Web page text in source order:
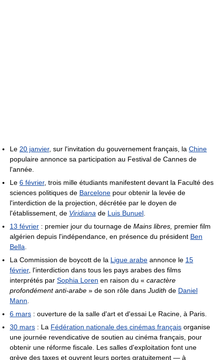
Le 20 janvier, sur l'invitation du gouvernement français, la Chine
populaire annonce sa participation au Festival de Cannes de
l'année.
Le 6 février, trois mille étudiants manifestent devant la Faculté des
sciences politiques de Barcelone pour obtenir la levée de
l'interdiction de la projection, décrétée par le doyen de
l'établissement, de Viridiana de Luis Bunuel
13 février : premier jour du tournage de Mains libres, premier film
algérien depuis l'indépendance, en présence du président Ben
Bella
La Commission de boycott de la Ligue arabe annonce le 15
février, l'interdiction dans tous les pays arabes des films
interprétés par Sophia Loren en raison du « caractère
profondément anti-arabe » de son rôle dans Judith de Daniel
Mann
6 mars : ouverture de la salle d'art et d'essai Le Racine, à Paris.
30 mars : La Fédération nationale des cinémas français organise
une journée revendicative de soutien au cinéma français, pour
obtenir une réforme fiscale. Les salles d'exploitation font une
grève des taxes et ouvrent leurs portes gratuitement — à